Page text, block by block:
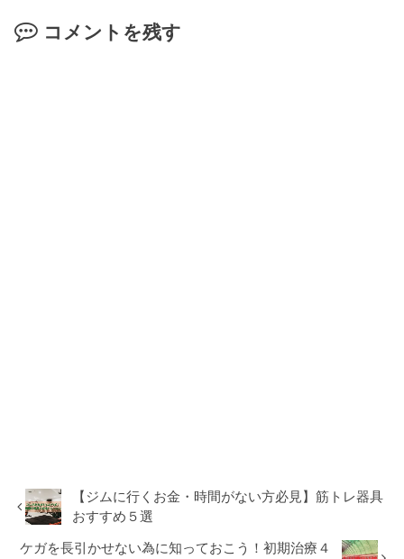
コメントを残す
【ジムに行くお金・時間がない方必見】筋トレ器具
おすすめ５選
ケガを長引かせない為に知っておこう！初期治療４